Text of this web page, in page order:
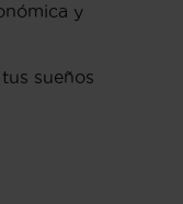
y
sueños